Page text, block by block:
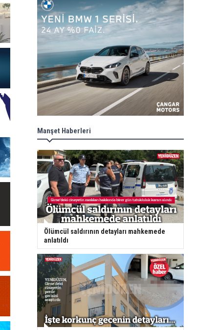
Manşet Haberleri
Ölümcül saldırının detayları mahkemede
anlatıldı